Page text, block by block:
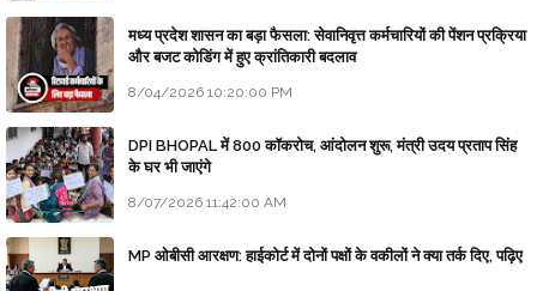
मध्य प्रदेश शासन का बड़ा फैसला: सेवानिवृत्त कर्मचारियों की पेंशन प्रक्रिया
और बजट कोडिंग में हुए क्रांतिकारी बदलाव
8/04/2026 10:20:00 PM
DPI BHOPAL में 800 कॉकरोच, आंदोलन शुरू, मंत्री उदय प्रताप सिंह
के घर भी जाएंगे
8/07/2026 11:42:00 AM
MP ओबीसी आरक्षण: हाईकोर्ट में दोनों पक्षों के वकीलों ने क्या तर्क दिए, पढ़िए